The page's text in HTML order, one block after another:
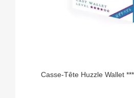
Casse-Tête Huzzle Wallet